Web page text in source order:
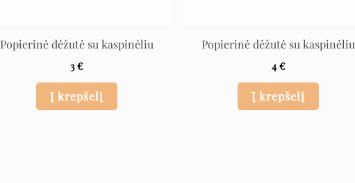
Popierinė dėžutė su kaspinėliu
3€
Į krepšelį
Popierinė dėžutė su kaspinėliu
4€
Į krepšelį